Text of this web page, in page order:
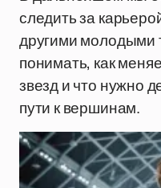
следить за
другими молодыми
понимать, как
звезд и что нужно
пути к вершинам.